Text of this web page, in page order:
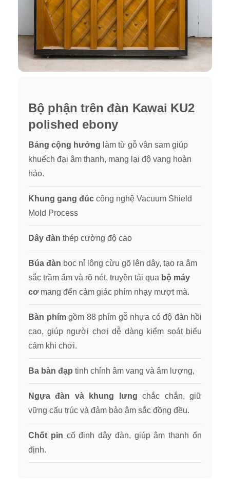
Bộ phận trên đàn Kawai KU2
polished ebony
Bảng cộng hưởng làm từ gỗ vân sam giúp
khuếch đại âm thanh, mang lại độ vang hoàn
hảo.
Khung gang đúc công nghệ Vacuum Shield
Mold Process
Dây đàn thép cường độ cao
Búa đàn bọc nỉ lông cừu gõ lên dây, tạo ra âm
sắc trầm ấm và rõ nét, truyền tải qua bộ máy
cơmang đến cảm giác phím nhạy mượt mà.
Bàn phímgồm 88 phím gỗ nhựa có độ đàn hồi
cao, giúp người chơi dễ dàng kiểm soát biểu
cảm khi chơi.
Ba bàn đạp tinh chỉnh âm vang và âm lượng,
Ngựa đàn và khung lưng chắc chắn, giữ
vững cấu trúc và đảm bảo âm sắc đồng đều.
Chốt pin cố định dây đàn, giúp âm thanh ổn
định.